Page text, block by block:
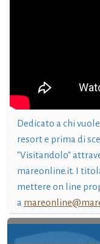
Dedicato a chi
resort e prima di
"Visitandolo"
mareonline.it. I
mettere on line
a